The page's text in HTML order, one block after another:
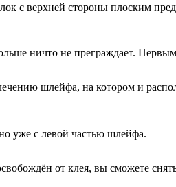
с верхней стороны плоским
ничто не преграждает.
шлейфа, на котором и
уже с левой частью шлейфа.
от клея, вы сможете